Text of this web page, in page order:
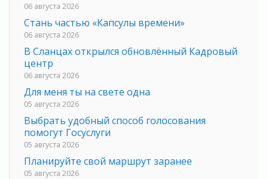
06 августа 2026
Стань частью «Капсулы времени»
06 августа 2026
В Сланцах открылся обновлённый Кадровый
центр
06 августа 2026
Для меня ты на свете одна
05 августа 2026
Выбрать удобный способ голосования
помогут Госуслуги
05 августа 2026
Планируйте свой маршрут заранее
05 августа 2026